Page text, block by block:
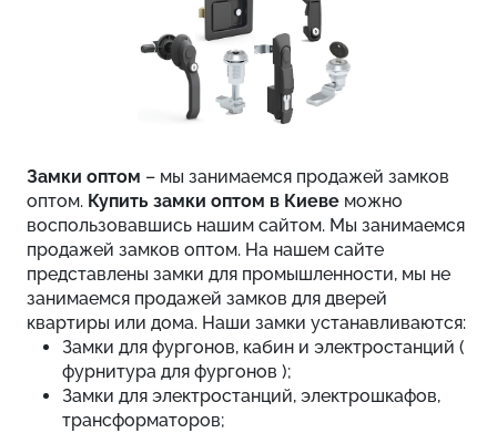
Замки оптом – мы занимаемся продажей замков
оптом. Купить замки оптом в Киеве можно
воспользовавшись нашим сайтом. Мы занимаемся
продажей замков оптом. На нашем сайте
представлены замки для промышленности, мы не
занимаемся продажей замков для дверей
квартиры или дома. Наши замки устанавливаются:
Замки для фургонов, кабин и электростанций (
фурнитура для фургонов );
Замки для электростанций, электрошкафов,
трансформаторов;